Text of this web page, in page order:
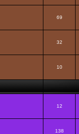
69
32
10
12
138